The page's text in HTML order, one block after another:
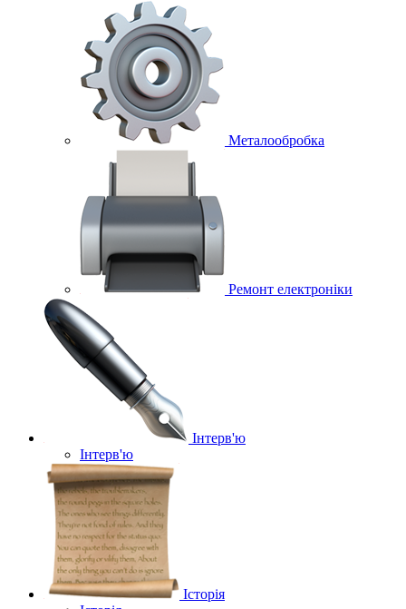
Металообробка
Ремонт електроніки
Інтерв'ю
Інтерв'ю
Історія